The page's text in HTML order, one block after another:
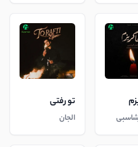
تو رفتی
الجان